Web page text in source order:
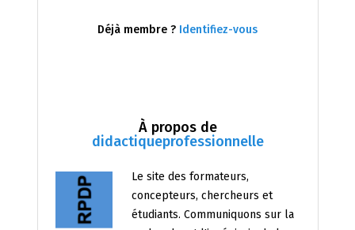
À propos de
didactiqueprofessionnelle
Le site des formateurs,
concepteurs, chercheurs et
étudiants. Communiquons sur la
Déjà membre ? Identifiez-vous